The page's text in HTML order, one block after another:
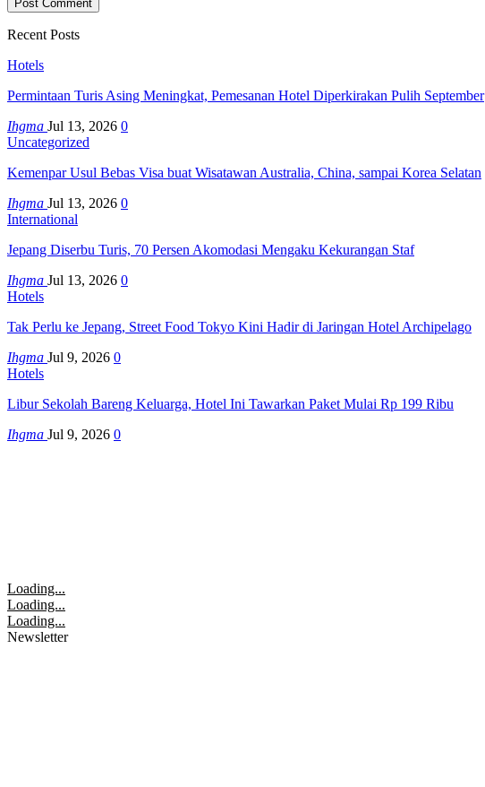
Recent Posts
Hotels
Permintaan Turis Asing Meningkat, Pemesanan Hotel Diperkirakan Pulih September
Ihgma Jul 13, 2026 0
Uncategorized
Kemenpar Usul Bebas Visa buat Wisatawan Australia, China, sampai Korea Selatan
Ihgma Jul 13, 2026 0
International
Jepang Diserbu Turis, 70 Persen Akomodasi Mengaku Kekurangan Staf
Ihgma Jul 13, 2026 0
Hotels
Tak Perlu ke Jepang, Street Food Tokyo Kini Hadir di Jaringan Hotel Archipelago
Ihgma Jul 9, 2026 0
Hotels
Libur Sekolah Bareng Keluarga, Hotel Ini Tawarkan Paket Mulai Rp 199 Ribu
Ihgma Jul 9, 2026 0
Loading...
Loading...
Loading...
Newsletter